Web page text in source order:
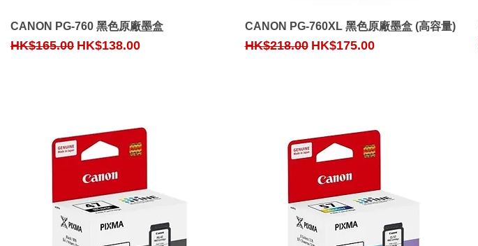
Quick View
CANON PG-760 黑色原廠墨盒
Regular Price
HK$165.00 Sale Price
HK$138.00
Quick View
CANON PG-760XL 黑色原廠墨盒 (高容量)
Regular Price
HK$218.00 Sale Price
HK$175.00